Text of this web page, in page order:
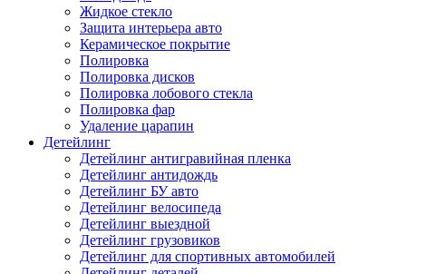
Жидкое стекло
Защита интерьера авто
Керамическое покрытие
Полировка
Полировка дисков
Полировка лобового стекла
Полировка фар
Удаление царапин
Детейлинг
Детейлинг антигравийная пленка
Детейлинг антидождь
Детейлинг БУ авто
Детейлинг велосипеда
Детейлинг выездной
Детейлинг грузовиков
Детейлинг для спортивных автомобилей